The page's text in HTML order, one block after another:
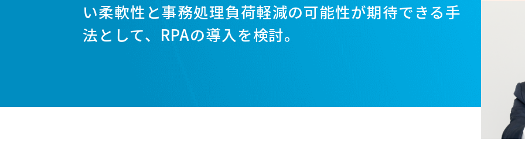
い柔軟性と事務処理負荷軽減の可能性が期待できる手
法として、RPAの導入を検討。